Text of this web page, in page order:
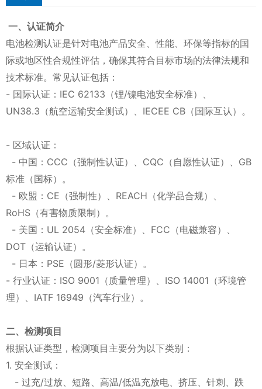
一、认证简介
电池检测认证是针对电池产品安全、性能、环保等指标的国
际或地区性合规性评估，确保其符合目标市场的法律法规和
技术标准。常见认证包括：
- 国际认证：IEC 62133（锂/镍电池安全标准）、
UN38.3（航空运输安全测试）、IECEE CB（国际互认）。
- 区域认证：
- 中国：CCC（强制性认证）、CQC（自愿性认证）、GB
标准（国标）。
- 欧盟：CE（强制性）、REACH（化学品合规）、
RoHS（有害物质限制）。
- 美国：UL 2054（安全标准）、FCC（电磁兼容）、
DOT（运输认证）。
- 日本：PSE（圆形/菱形认证）。
- 行业认证：ISO 9001（质量管理）、ISO 14001（环境管
理）、IATF 16949（汽车行业）。
二、检测项目
根据认证类型，检测项目主要分为以下类别：
1. 安全测试：
- 过充/过放、短路、高温/低温充放电、挤压、针刺、跌